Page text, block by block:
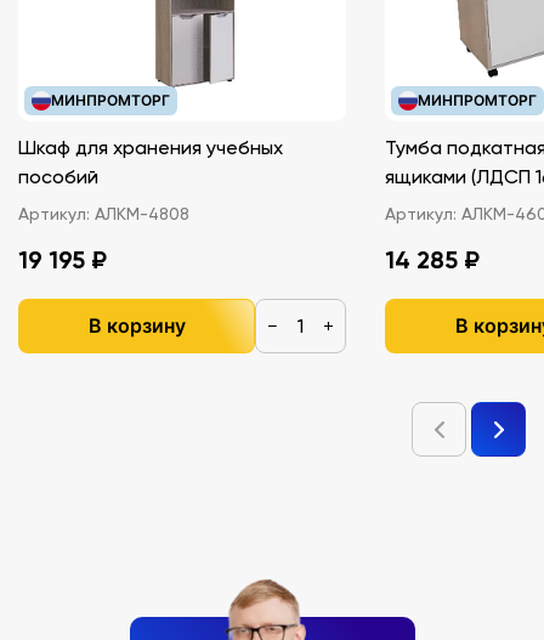
МИНПРОМТОРГ
Шкаф для хранения учебных
пособий
Артикул: АЛКМ-4808
19 195 ₽
В корзину − +
МИНПРОМТОРГ
Тумба
ящиками
Артикул: АЛКМ-
14 285 ₽
В